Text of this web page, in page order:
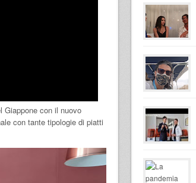
Giappone con il nuovo
con tante tipologie di piatti